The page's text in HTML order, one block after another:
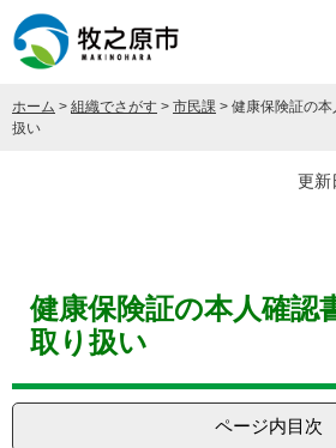
ー
先
頭
ニ
を
飛
ホーム > 組織でさがす > 市民課 > 健康保険証の本
扱い
更新
健康保険証の本人確認
取り扱い
ページ内目次